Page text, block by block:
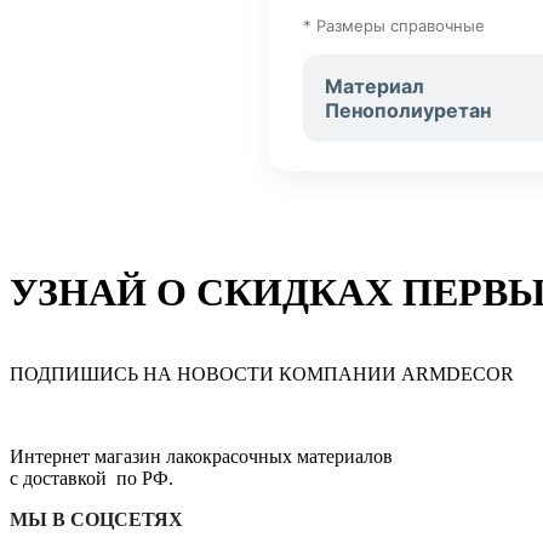
* Размеры справочные
Материал
Пенополиуретан
УЗНАЙ О СКИДКАХ
ПОДПИШИСЬ НА НОВОСТИ КОМПАНИИ ARMDECOR
Интернет магазин лакокрасочных материалов
с доставкой по РФ.
МЫ В СОЦСЕТЯХ